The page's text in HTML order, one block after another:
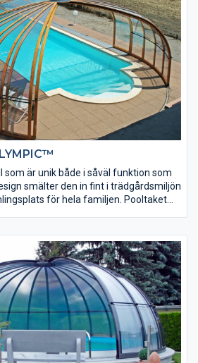
som är unik både i såväl funktion som
smälter den in fint i trädgårdsmiljön
för hela familjen. ​​​​​​​Pooltaket
med elektrisk manövrering.